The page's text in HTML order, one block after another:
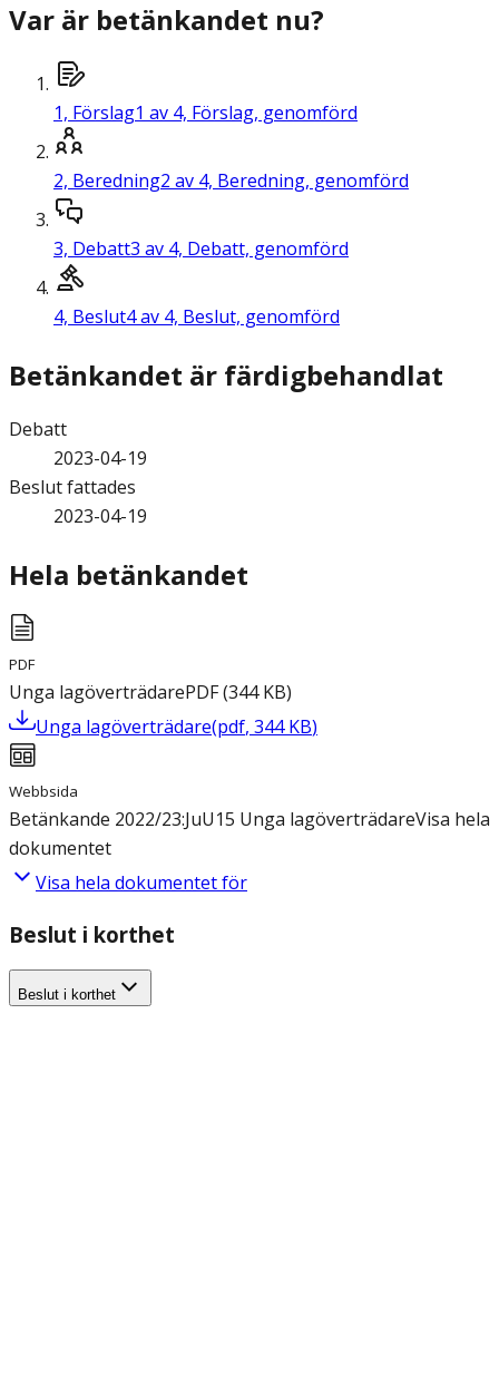
Var är betänkandet nu?
1, Förslag1 av 4, Förslag, genomförd
2, Beredning2 av 4, Beredning, genomförd
3, Debatt3 av 4, Debatt, genomförd
4, Beslut4 av 4, Beslut, genomförd
Betänkandet är färdigbehandlat
Debatt
2023-04-19
Beslut fattades
2023-04-19
Hela betänkandet
PDF
Unga lagöverträdarePDF(344 KB)
Unga lagöverträdare(pdf, 344 KB)
Webbsida
Betänkande 2022/23:JuU15 Unga lagöverträdareVisa hela
dokumentet
Visa hela dokumentet för
Beslut i korthet
Beslut i korthet